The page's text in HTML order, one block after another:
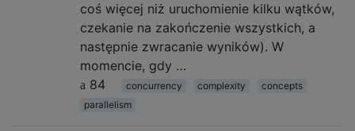
coś więcej niż uruchomienie kilku wątków,
czekanie na zakończenie wszystkich, a
następnie zwracanie wyników). W
momencie, gdy …
84
concurrency complexity
concepts
parallelism